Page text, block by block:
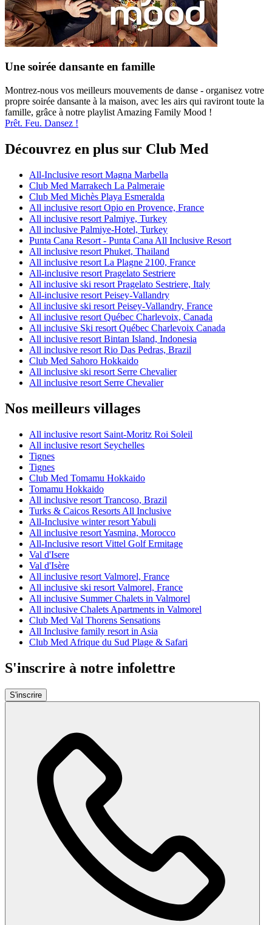
Une soirée dansante en famille
Montrez-nous vos meilleurs mouvements de danse - organisez votre
propre soirée dansante à la maison, avec les airs qui raviront toute la
famille, grâce à notre playlist Amazing Family Mood !
Prêt. Feu. Dansez !
Découvrez en plus sur Club Med
All-Inclusive resort Magna Marbella
Club Med Marrakech La Palmeraie
Club Med Michès Playa Esmeralda
All inclusive resort Opio en Provence, France
All inclusive resort Palmiye, Turkey
All inclusive Palmiye-Hotel, Turkey
Punta Cana Resort - Punta Cana All Inclusive Resort
All inclusive resort Phuket, Thailand
All inclusive resort La Plagne 2100, France
All-inclusive resort Pragelato Sestriere
All inclusive ski resort Pragelato Sestriere, Italy
All-inclusive resort Peisey-Vallandry
All inclusive ski resort Peisey-Vallandry, France
All inclusive resort Québec Charlevoix, Canada
All inclusive Ski resort Québec Charlevoix Canada
All inclusive resort Bintan Island, Indonesia
All inclusive resort Rio Das Pedras, Brazil
Club Med Sahoro Hokkaido
All inclusive ski resort Serre Chevalier
All inclusive resort Serre Chevalier
Nos meilleurs villages
All inclusive resort Saint-Moritz Roi Soleil
All inclusive resort Seychelles
Tignes
Tignes
Club Med Tomamu Hokkaido
Tomamu Hokkaido
All inclusive resort Trancoso, Brazil
Turks & Caicos Resorts All Inclusive
All-Inclusive winter resort Yabuli
All inclusive resort Yasmina, Morocco
All-Inclusive resort Vittel Golf Ermitage
Val d'Isere
Val d'Isère
All inclusive resort Valmorel, France
All inclusive ski resort Valmorel, France
All inclusive Summer Chalets in Valmorel
All inclusive Chalets Apartments in Valmorel
Club Med Val Thorens Sensations
All Inclusive family resort in Asia
Club Med Afrique du Sud Plage & Safari
S'inscrire à notre infolettre
S'inscrire